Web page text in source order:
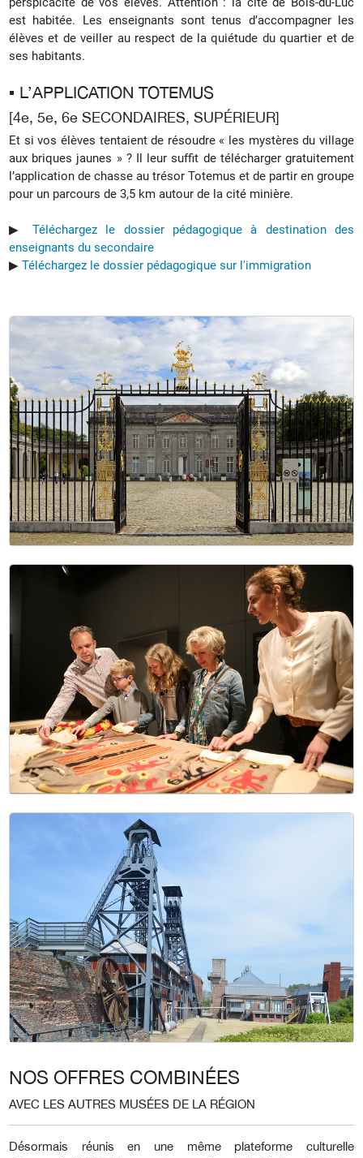
est habitée. Les enseignants sont tenus d’accompagner les
élèves et de veiller au respect de la quiétude du quartier et de
ses habitants.
▪︎ L’APPLICATION TOTEMUS
[4e, 5e, 6e SECONDAIRES, SUPÉRIEUR]
Et si vos élèves tentaient de résoudre « les mystères du village
aux briques jaunes » ? Il leur suffit de télécharger gratuitement
l’application de chasse au trésor Totemus et de partir en groupe
pour un parcours de 3,5 km autour de la cité minière.
▶︎ Téléchargez le dossier pédagogique à destination des
enseignants du secondaire
▶︎ Téléchargez le dossier pédagogique sur l'immigration
NOS OFFRES COMBINÉES
AVEC LES AUTRES MUSÉES DE LA RÉGION
Désormais réunis en une même plateforme culturelle